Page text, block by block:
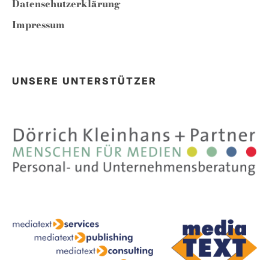
Datenschutzerklärung
Impressum
UNSERE UNTERSTÜTZER